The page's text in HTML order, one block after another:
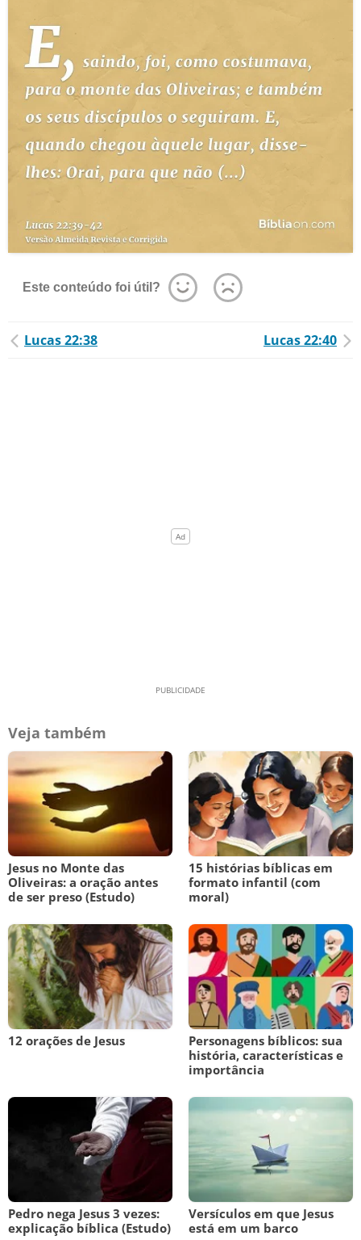
Este conteúdo foi útil?
Lucas 22:38 Lucas 22:40
Veja também
Jesus no Monte das
Oliveiras: a oração antes
de ser preso (Estudo)
15 histórias bíblicas em
formato infantil (com
moral)
12 orações de Jesus
Personagens bíblicos: sua
história, características e
importância
Pedro nega Jesus 3 vezes:
explicação bíblica (Estudo)
Versículos em que Jesus
está em um barco